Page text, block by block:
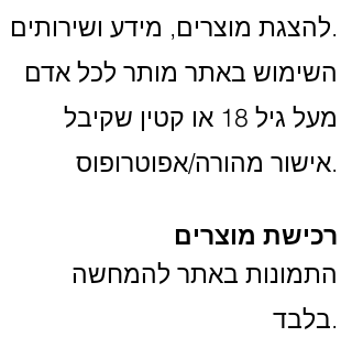
להצגת מוצרים, מידע ושירותים.
השימוש באתר מותר לכל אדם
מעל גיל 18 או קטין שקיבל
אישור מהורה/אפוטרופוס.
רכישת מוצרים
התמונות באתר להמחשה
בלבד.